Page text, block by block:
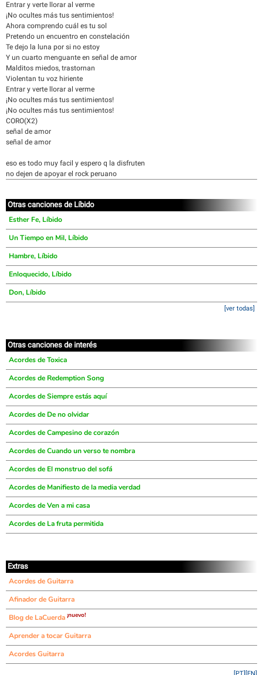
Entrar y verte llorar al verme
¡No ocultes más tus sentimientos!
Ahora comprendo cuál es tu sol
Pretendo un encuentro en constelación
Te dejo la luna por si no estoy
Y un cuarto menguante en señal de amor
Malditos miedos, trastornan
Violentan tu voz hiriente
Entrar y verte llorar al verme
¡No ocultes más tus sentimientos!
¡No ocultes más tus sentimientos!
CORO(X2)
señal de amor
señal de amor
eso es todo muy facil y espero q la disfruten
no dejen de apoyar el rock peruano
Otras canciones de Líbido
Esther Fe, Líbido
Un Tiempo en Mil, Líbido
Hambre, Líbido
Enloquecido, Líbido
Don, Líbido
[ver todas]
Otras canciones de interés
Acordes de Toxica
Acordes de Redemption Song
Acordes de Siempre estás aquí
Acordes de De no olvidar
Acordes de Campesino de corazón
Acordes de Cuando un verso te nombra
Acordes de El monstruo del sofá
Acordes de Manifiesto de la media verdad
Acordes de Ven a mi casa
Acordes de La fruta permitida
Extras
Acordes de Guitarra
Afinador de Guitarra
Blog de LaCuerda ¡nuevo!
Aprender a tocar Guitarra
Acordes Guitarra